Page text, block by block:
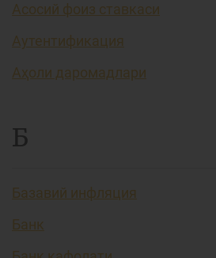
Асосий фоиз ставкаси
Аутентификация
Аҳоли даромадлари
Б
Базавий инфляция
Банк